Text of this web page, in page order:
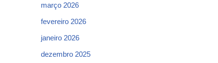
março 2026
fevereiro 2026
janeiro 2026
dezembro 2025